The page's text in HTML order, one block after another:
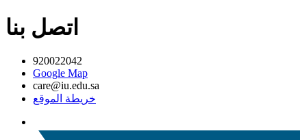
اتصل بنا
920022042
Google Map
care@iu.edu.sa
خريطة الموقع